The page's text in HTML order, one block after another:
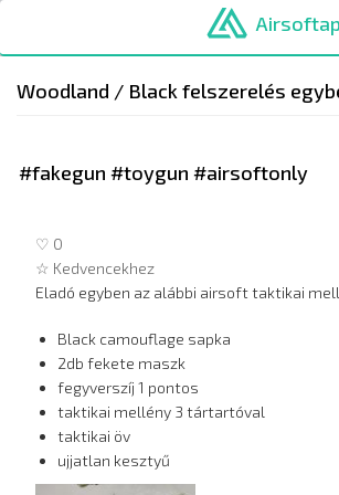
tartalomra
Woodland / Black felszerelés
#fakegun #toygun #airsoftonly
♡ 0
☆ Kedvencekhez
Eladó egyben az alábbi airsoft taktikai
Black camouflage sapka
2db fekete maszk
fegyverszíj 1 pontos
taktikai mellény 3 tártartóval
taktikai öv
ujjatlan kesztyű